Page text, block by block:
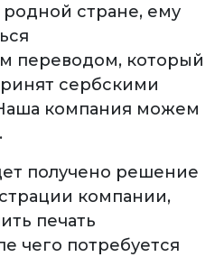
родной стране, ему
переводом, который
сербскими
компания можем
получено решение
компании,
печать
чего потребуется